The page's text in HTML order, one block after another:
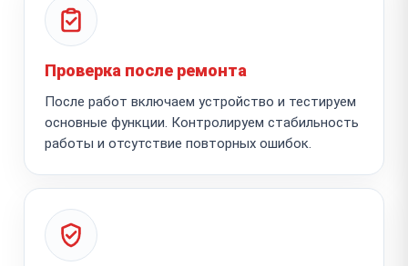
Проверка после ремонта
После работ включаем устройство и тестируем
основные функции. Контролируем стабильность
работы и отсутствие повторных ошибок.